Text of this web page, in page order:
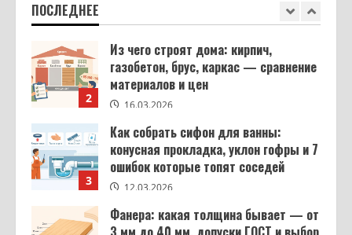
ПОСЛЕДНЕЕ
2 16.03.2026
3
Как собрать сифон для ванны:
конусная прокладка, уклон гофры и 7
ошибок которые топят соседей
12.03.2026
4
Фанера: какая толщина бывает — от
3 мм до 40 мм, допуски ГОСТ и выбор
под задачу
11.03.2026
Заклинило ручку на пластиковом